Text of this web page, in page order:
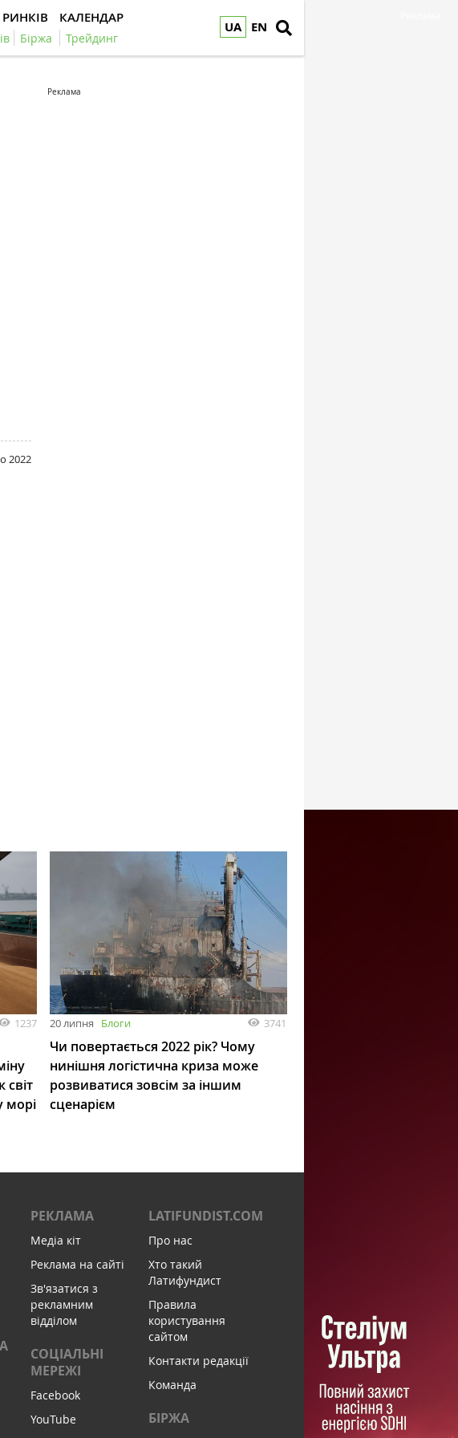
UA EN
КАЛЕНДАР
Біржа Трейдинг
2022
Реклама
1237
світ
морі
20 липня Блоги 3741
Чи повертається 2022 рік? Чому
нинішня логістична криза може
розвиватися зовсім за іншим
сценарієм
РЕКЛАМА
Медіа кіт
Реклама на сайті
Зв'язатися з
рекламним
відділом
СОЦІАЛЬНІ
МЕРЕЖІ
Facebook
YouTube
LATIFUNDIST.COM
Про нас
Хто такий
Латифундист
Правила
користування
сайтом
Контакти редакції
Команда
БІРЖА